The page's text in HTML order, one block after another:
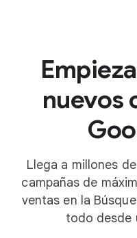
nuevos
Llega a millones
campañas de
ventas en la
todo desde